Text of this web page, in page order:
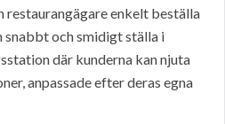
restaurangägare enkelt beställa
snabbt och smidigt ställa i
där kunderna kan njuta
anpassade efter deras egna